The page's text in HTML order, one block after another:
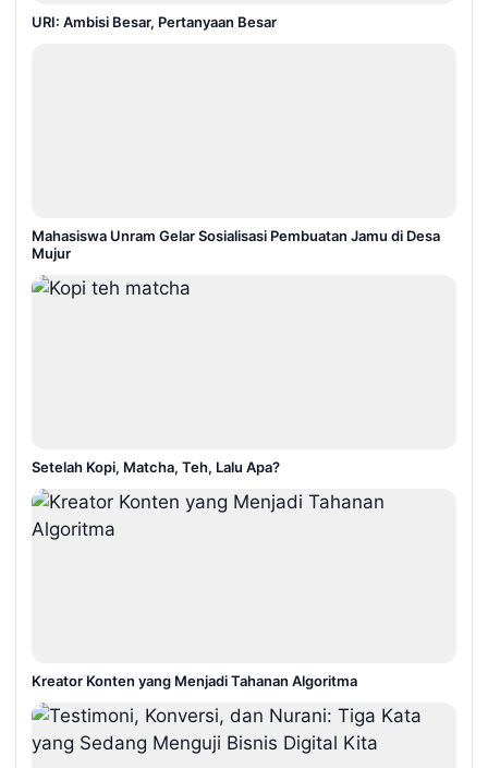
URI: Ambisi Besar, Pertanyaan Besar
Mahasiswa Unram Gelar Sosialisasi Pembuatan Jamu di Desa
Mujur
Setelah Kopi, Matcha, Teh, Lalu Apa?
Kreator Konten yang Menjadi Tahanan Algoritma